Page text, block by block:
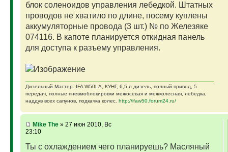
блок соленоидов управления лебедкой. Штатных
проводов не хватило по длине, посему куплены
аккумуляторные провода (3 шт.) № по Железяке
074116. В капоте планируется откидная панель
для доступа к разъему управления.
Дизельный Мастер. IFA W50LA, КУНГ, 6,5 л дизель, полный привод, 5
передач, полные пневмоблокировки межосевая и межколесная, лебедка,
наддув всех сапунов, подкачка колес. http://ifaw50.forum24.ru/
Mike The» 27 июн 2010, Вс
23:10
Ты с охлаждением чего планируешь? Масляный